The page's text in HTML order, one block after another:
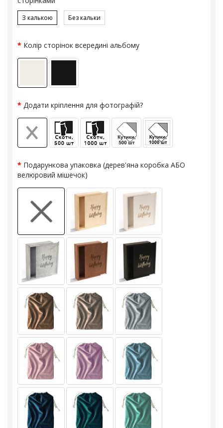
З калькою Без кальки
Колір сторінок всередині альбому
Додати кріплення для фотографій?
Подарункова упаковка (дерев'яна коробка АБО
велюровий мішечок)